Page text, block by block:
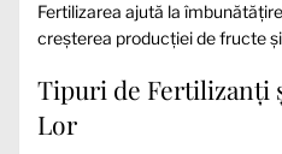
Fertilizarea ajută la
creșterea producției de fructe
Tipuri de Fertilizanți
Lor